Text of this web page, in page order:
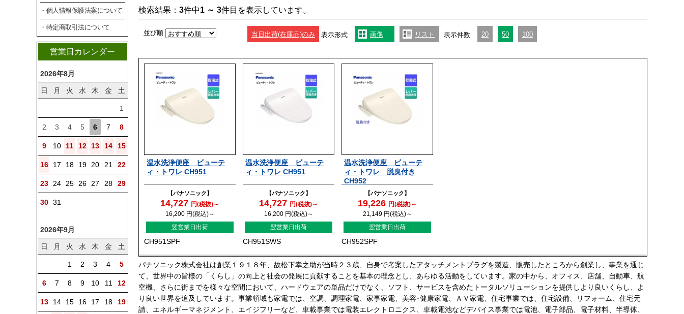
・個人情報保護法案について
・特定商取引法について
営業日カレンダー
2026年8月
日 月 火 水 木 金 土
1
2 3 4 5 6 7 8
9 10 11 12 13 14 15
16 17 18 19 20 21 22
23 24 25 26 27 28 29
30 31
2026年9月
日 月 火 水 木 金 土
1 2 3 4 5
6 7 8 9 10 11 12
13 14 15 16 17 18 19
検索結果： 3件中1 ～ 3件目を表示しています。
並び順 当日出荷(在庫品)のみ 表示形式 画像 リスト 表示件数 20 50 100
温水洗浄便座 ビューテ
ィ・トワレ CH951
【パナソニック】
14,727 円(税抜)～
16,200 円(税込)～
翌営業日出荷
CH951SPF
温水洗浄便座 ビューテ
ィ・トワレ CH951
【パナソニック】
14,727 円(税抜)～
16,200 円(税込)～
翌営業日出荷
CH951SWS
温水洗浄便座 ビューテ
ィ・トワレ 脱臭付き
CH952
【パナソニック】
19,226 円(税抜)～
21,149 円(税込)～
翌営業日出荷
CH952SPF
パナソニック株式会社は創業１９１８年、故松下幸之助が当時２３歳、自身で考案したアタッチメントプラグを製造、販売したところから創業し、事業を通じ
て、世界中の皆様の「くらし」の向上と社会の発展に貢献することを基本の理念とし、あらゆる活動をしています。家の中から、オフィス、店舗、自動車、航
空機、さらに街までを様々な空間において、ハードウェアの単品だけでなく、ソフト、サービスを含めたトータルソリューションを提供しより良いくらし、よ
り良い世界を追及しています。事業領域も家電では、空調、調理家電、家事家電、美容･健康家電、ＡＶ家電、住宅事業では、住宅設備、リフォーム、住宅元
請、エネルギーマネジメント、エイジフリーなど、車載事業では電装エレクトロニクス、車載電池などデバイス事業では電池、電子部品、電子材料、半導体、